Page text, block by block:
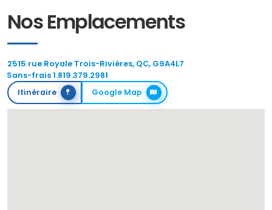
Nos Emplacements
2515 rue Royale Trois-Rivières, QC, G9A4L7
Sans-frais 1.819.379.2981
Itinéraire
Google Map